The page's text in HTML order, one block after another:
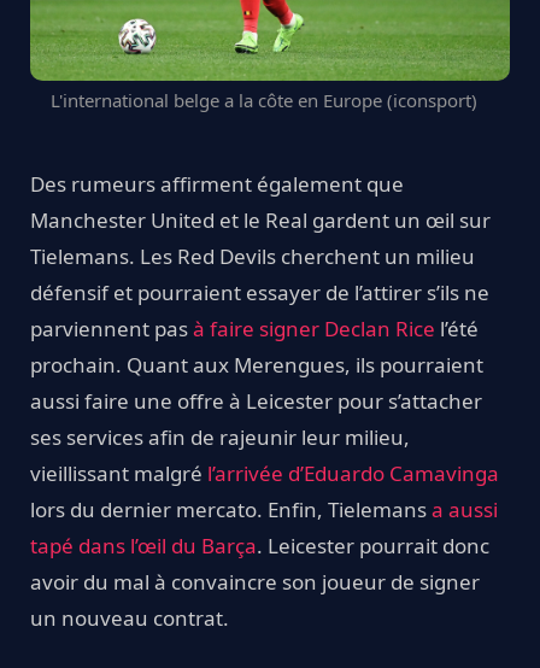
L'international belge a la côte en Europe (iconsport)
Des rumeurs affirment également que
Manchester United et le Real gardent un œil sur
Tielemans. Les Red Devils cherchent un milieu
défensif et pourraient essayer de l’attirer s’ils ne
parviennent pasà faire signer Declan Rice l’été
prochain. Quant aux Merengues, ils pourraient
aussi faire une offre à Leicester pour s’attacher
ses services afin de rajeunir leur milieu,
vieillissant malgré l’arrivée d’Eduardo Camavinga
lors du dernier mercato. Enfin, Tielemansa aussi
tapé dans l’œil du Barça. Leicester pourrait donc
avoir du mal à convaincre son joueur de signer
un nouveau contrat.